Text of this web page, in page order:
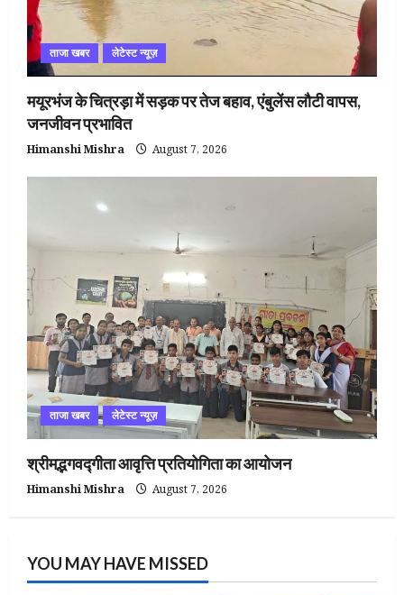
ताजा खबर लेटेस्ट न्यूज़
मयूरभंज के चित्रड़ा में सड़क पर तेज बहाव, एंबुलेंस लौटी वापस,
जनजीवन प्रभावित
Himanshi Mishra August 7, 2026
ताजा खबर लेटेस्ट न्यूज़
श्रीमद्भगवद्गीता आवृत्ति प्रतियोगिता का आयोजन
Himanshi Mishra August 7, 2026
YOU MAY HAVE MISSED